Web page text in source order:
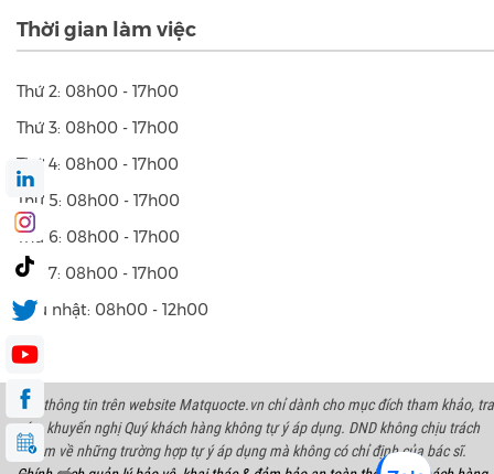
Thời gian làm việc
Thứ 3: 08h00 - 17h00
Thứ 4: 08h00 - 17h00
Thứ 5: 08h00 - 17h00
Thứ 7: 08h00 - 17h00
Chủ nhật: 08h00 - 12h00
Các thông tin trên website Matquocte.vn chỉ dành cho mục đích tham khảo, tra